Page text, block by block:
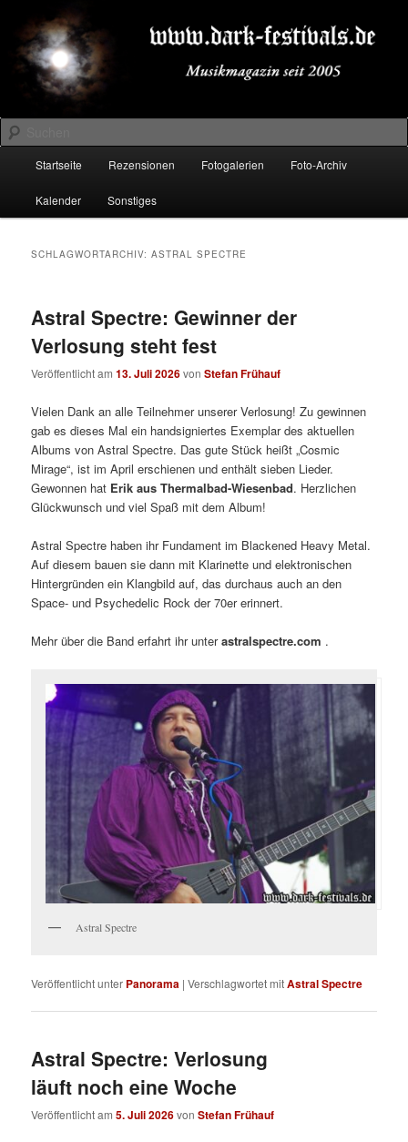
primären
Inhalt
springen
sekundären
Inhalt
springenDARK-FESTIVALS.DE
Suchen
Startseite Rezensionen Fotogalerien Foto-Archiv
Kalender Sonstiges
SCHLAGWORTARCHIV:ASTRAL SPECTRE
Astral Spectre: Gewinner der
Verlosung steht fest
Veröffentlicht am13. Juli 2026vonStefan Frühauf
Vielen Dank an alle Teilnehmer unserer Verlosung! Zu gewinnen
gab es dieses Mal ein handsigniertes Exemplar des aktuellen
Albums von Astral Spectre. Das gute Stück heißt „Cosmic
Mirage“, ist im April erschienen und enthält sieben Lieder.
Gewonnen hat Erik aus Thermalbad-Wiesenbad. Herzlichen
Glückwunsch und viel Spaß mit dem Album!
Astral Spectre haben ihr Fundament im Blackened Heavy Metal.
Auf diesem bauen sie dann mit Klarinette und elektronischen
Hintergründen ein Klangbild auf, das durchaus auch an den
Space- und Psychedelic Rock der 70er erinnert.
Mehr über die Band erfahrt ihr unterastralspectre.com .
Astral Spectre
Veröffentlicht unter Panorama |Verschlagwortet mitAstral Spectre
Astral Spectre: Verlosung
läuft noch eine Woche
Veröffentlicht am5. Juli 2026vonStefan Frühauf